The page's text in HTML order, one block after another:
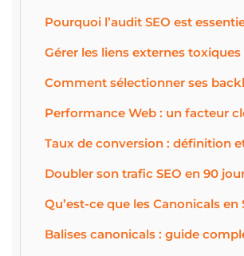
Pourquoi l’audit SEO est
Gérer les liens externes toxiques
Comment sélectionner ses
Performance Web : un facteur
Taux de conversion : définition
Doubler son trafic SEO en 90
Qu’est-ce que les Canonicals en
Balises canonicals : guide